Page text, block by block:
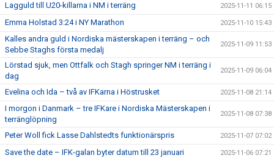
Lagguld till U20-killarna i NM i terräng 2025-11-11 06:15
Emma Holstad 3:24 i NY Marathon 2025-11-10 15:43
Kalles andra guld i Nordiska mästerskapen i terräng – och
Sebbe Staghs första medalj
2025-11-09 11:53
Lörstad sjuk, men Ottfalk och Stagh springer NM i terräng i
dag
2025-11-09 06:04
Evelina och Ida – två av IFKarna i Höstrusket 2025-11-08 21:14
I morgon i Danmark – tre IFKare i Nordiska Mästerskapen i
terränglöpning
2025-11-08 07:38
Peter Woll fick Lasse Dahlstedts funktionärspris 2025-11-07 07:02
Save the date – IFK-galan byter datum till 23 januari 2025-11-06 07:21